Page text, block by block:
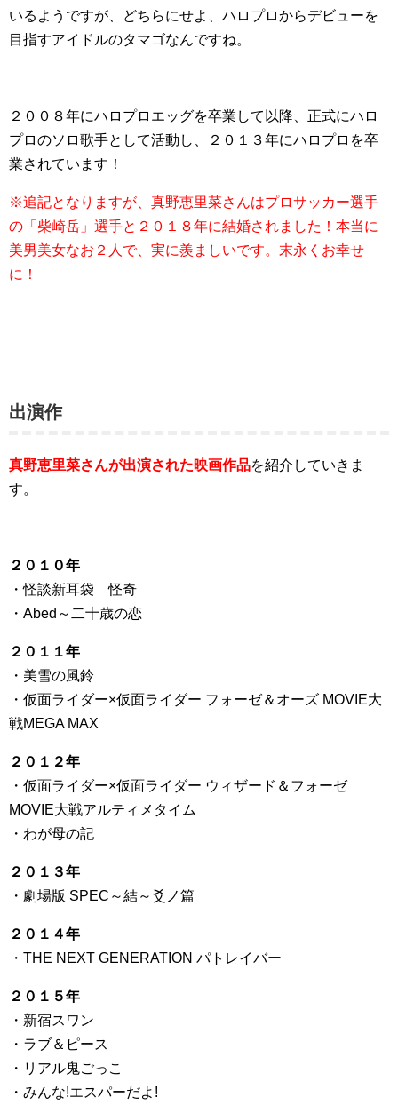
いるようですが、どちらにせよ、ハロプロからデビューを
目指すアイドルのタマゴなんですね。
２００８年にハロプロエッグを卒業して以降、正式にハロ
プロのソロ歌手として活動し、２０１３年にハロプロを卒
業されています！
※追記となりますが、真野恵里菜さんはプロサッカー選手
の「柴崎岳」選手と２０１８年に結婚されました！本当に
美男美女なお２人で、実に羨ましいです。末永くお幸せ
に！
出演作
真野恵里菜さんが出演された映画作品を紹介していきま
す。
２０１０年
・怪談新耳袋 怪奇
・Abed～二十歳の恋
２０１１年
・美雪の風鈴
・仮面ライダー×仮面ライダー フォーゼ＆オーズ MOVIE大
戦MEGA MAX
２０１２年
・仮面ライダー×仮面ライダー ウィザード＆フォーゼ
MOVIE大戦アルティメタイム
・わが母の記
２０１３年
・劇場版 SPEC～結～爻ノ篇
２０１４年
・THE NEXT GENERATION パトレイバー
２０１５年
・新宿スワン
・ラブ＆ピース
・リアル鬼ごっこ
・みんな!エスパーだよ!